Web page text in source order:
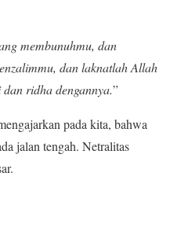
membunuhmu, dan
dan laknatlah Allah
ridha dengannya.”
pada kita, bahwa
jalan tengah. Netralitas